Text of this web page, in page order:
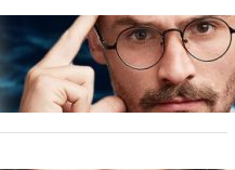
de note: Semnele unui IQ
de școală